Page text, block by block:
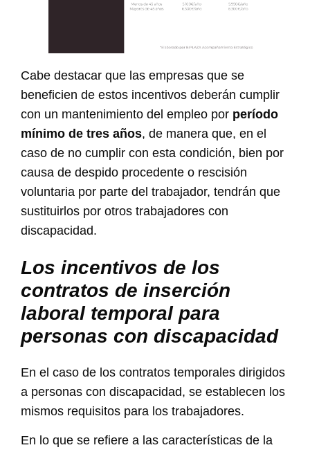
Cabe destacar que las empresas que se
beneficien de estos incentivos deberán cumplir
con un mantenimiento del empleo por período
mínimo de tres años, de manera que, en el
caso de no cumplir con esta condición, bien por
causa de despido procedente o rescisión
voluntaria por parte del trabajador, tendrán que
sustituirlos por otros trabajadores con
discapacidad.
Los incentivos de los
contratos de inserción
laboral temporal para
personas con discapacidad
En el caso de los contratos temporales dirigidos
a personas con discapacidad, se establecen los
mismos requisitos para los trabajadores.
En lo que se refiere a las características de la